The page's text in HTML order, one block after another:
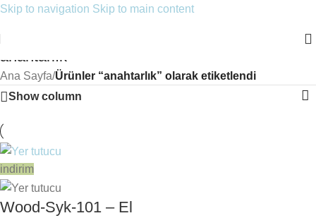
Skip to navigation Skip to main content
anahtarlık
Ana Sayfa/Ürünler “anahtarlık” olarak etiketlendi
Show column
indirim
Wood-Syk-101 – El